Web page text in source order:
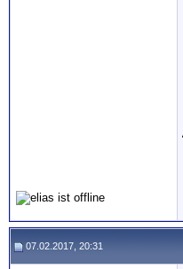
07.02.2017, 20:31